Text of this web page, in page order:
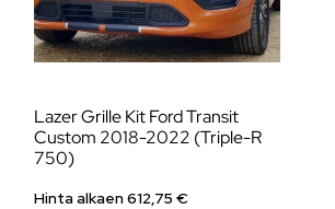
Lazer Grille Kit Ford Transit
Custom 2018-2022 (Triple-R
750)
Hinta alkaen612,75€